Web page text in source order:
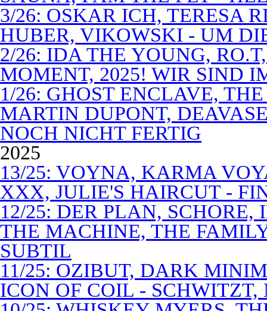
3/26: OSKAR ICH, TERESA
HUBER, VIKOWSKI - UM
2/26: IDA THE YOUNG,
MOMENT, 2025! WIR SIND
1/26: GHOST ENCLAVE,
MARTIN DUPONT,
NOCH NICHT FERTIG
2025
13/25: VOYNA, KARMA
XXX, JULIE'S HAIRCUT -
12/25: DER PLAN,
THE MACHINE, THE
SUBTIL
11/25: OZIBUT, DARK
ICON OF COIL -